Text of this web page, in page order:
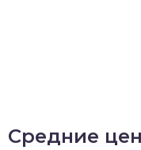
Средние